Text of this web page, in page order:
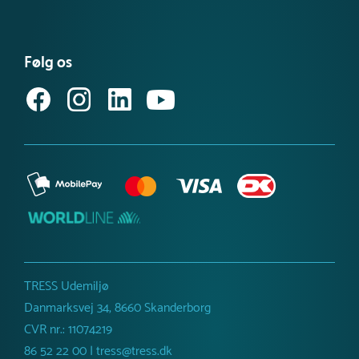
Få vores nyhedsbrev
Købsvilkår (erhverv)
Følg os
TRESS Udemiljø
Danmarksvej 34, 8660 Skanderborg
CVR nr.: 11074219
86 52 22 00 | tress@tress.dk